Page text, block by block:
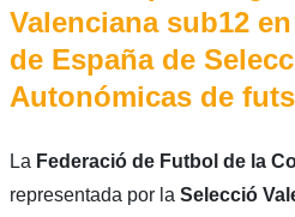
Valenciana sub12
de España de
Autonómicas de
La Federació de Futbol de la
representada por la Selecció